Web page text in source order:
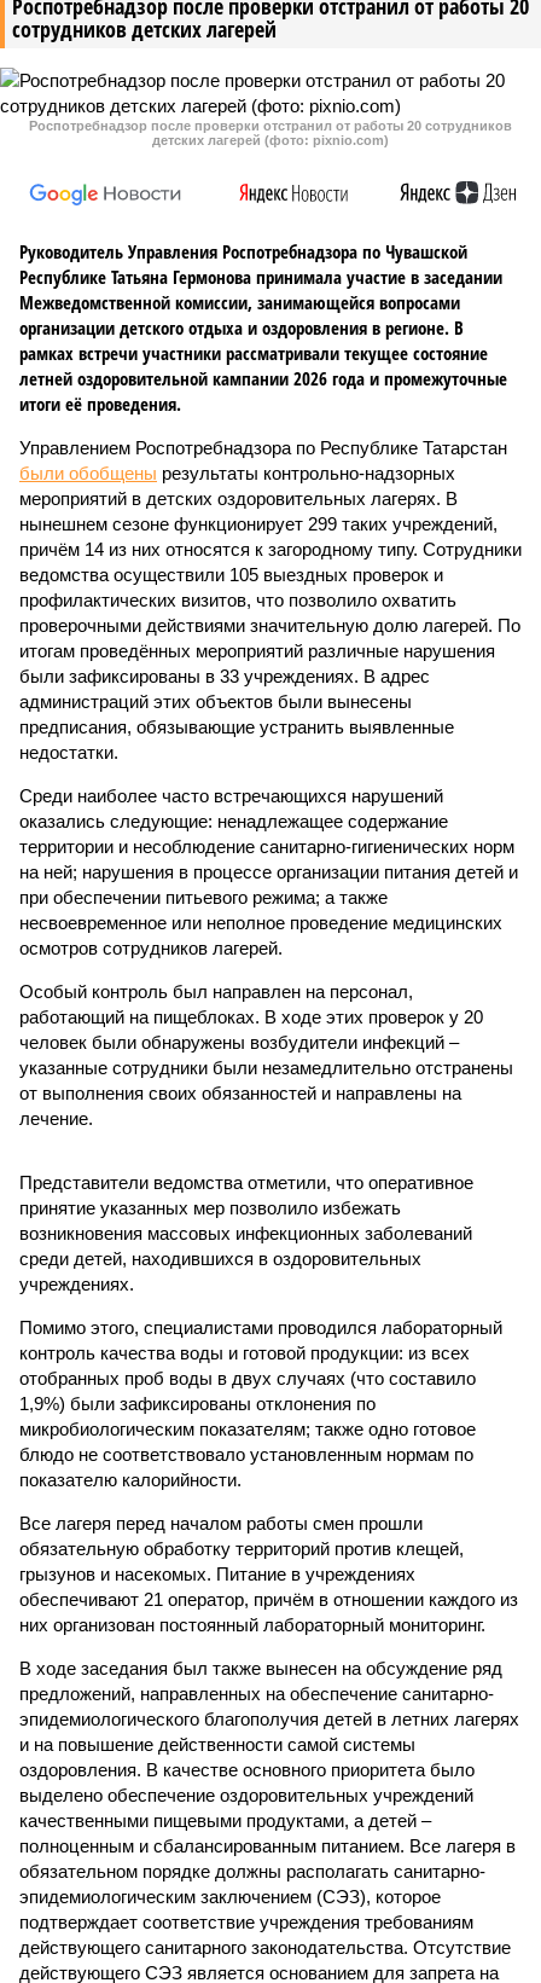
Роспотребнадзор после проверки отстранил от работы 20
сотрудников детских лагерей
Роспотребнадзор после проверки отстранил от работы 20 сотрудников
детских лагерей (фото: pixnio.com)
Руководитель Управления Роспотребнадзора по Чувашской
Республике Татьяна Гермонова принимала участие в заседании
Межведомственной комиссии, занимающейся вопросами
организации детского отдыха и оздоровления в регионе. В
рамках встречи участники рассматривали текущее состояние
летней оздоровительной кампании 2026 года и промежуточные
итоги её проведения.
Управлением Роспотребнадзора по Республике Татарстан
были обобщены результаты контрольно-надзорных
мероприятий в детских оздоровительных лагерях. В
нынешнем сезоне функционирует 299 таких учреждений,
причём 14 из них относятся к загородному типу. Сотрудники
ведомства осуществили 105 выездных проверок и
профилактических визитов, что позволило охватить
проверочными действиями значительную долю лагерей. По
итогам проведённых мероприятий различные нарушения
были зафиксированы в 33 учреждениях. В адрес
администраций этих объектов были вынесены
предписания, обязывающие устранить выявленные
недостатки.
Среди наиболее часто встречающихся нарушений
оказались следующие: ненадлежащее содержание
территории и несоблюдение санитарно-гигиенических норм
на ней; нарушения в процессе организации питания детей и
при обеспечении питьевого режима; а также
несвоевременное или неполное проведение медицинских
осмотров сотрудников лагерей.
Особый контроль был направлен на персонал,
работающий на пищеблоках. В ходе этих проверок у 20
человек были обнаружены возбудители инфекций –
указанные сотрудники были незамедлительно отстранены
от выполнения своих обязанностей и направлены на
лечение.
Представители ведомства отметили, что оперативное
принятие указанных мер позволило избежать
возникновения массовых инфекционных заболеваний
среди детей, находившихся в оздоровительных
учреждениях.
Помимо этого, специалистами проводился лабораторный
контроль качества воды и готовой продукции: из всех
отобранных проб воды в двух случаях (что составило
1,9%) были зафиксированы отклонения по
микробиологическим показателям; также одно готовое
блюдо не соответствовало установленным нормам по
показателю калорийности.
Все лагеря перед началом работы смен прошли
обязательную обработку территорий против клещей,
грызунов и насекомых. Питание в учреждениях
обеспечивают 21 оператор, причём в отношении каждого из
них организован постоянный лабораторный мониторинг.
В ходе заседания был также вынесен на обсуждение ряд
предложений, направленных на обеспечение санитарно-
эпидемиологического благополучия детей в летних лагерях
и на повышение действенности самой системы
оздоровления. В качестве основного приоритета было
выделено обеспечение оздоровительных учреждений
качественными пищевыми продуктами, а детей –
полноценным и сбалансированным питанием. Все лагеря в
обязательном порядке должны располагать санитарно-
эпидемиологическим заключением (СЭЗ), которое
подтверждает соответствие учреждения требованиям
действующего санитарного законодательства. Отсутствие
действующего СЭЗ является основанием для запрета на